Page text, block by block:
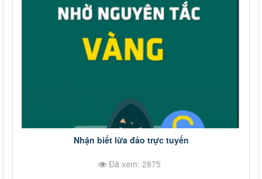
Nhận biết lừa đảo trực tuyến
Đã xem: 2875